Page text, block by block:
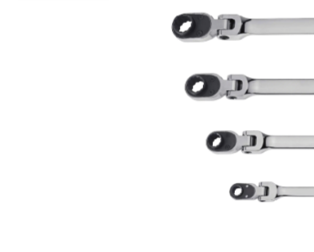
美國藍點 Blue-Point